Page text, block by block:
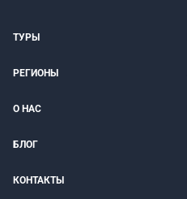
ТУРЫ
РЕГИОНЫ
О НАС
БЛОГ
КОНТАКТЫ